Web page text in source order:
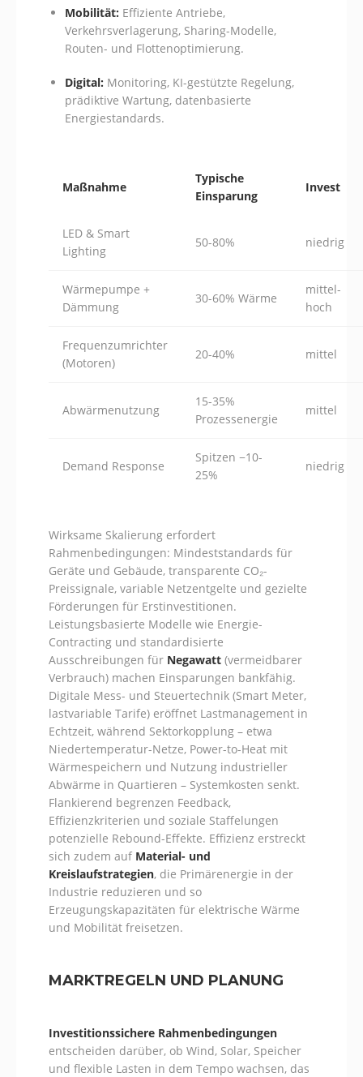
Mobilität: Effiziente Antriebe,
Verkehrsverlagerung, Sharing-Modelle,
Routen- und Flottenoptimierung.
Digital: Monitoring, KI-gestützte Regelung,
prädiktive Wartung, datenbasierte
Energiestandards.
Maßnahme
Typische
Einsparung
Invest
LED & Smart
Lighting
50-80% niedrig
Wärmepumpe +
Dämmung
30-60% Wärme
mittel-
hoch
Frequenzumrichter
(Motoren)
20-40% mittel
Abwärmenutzung
15-35%
Prozessenergie
mittel
Demand Response
Spitzen −10-
25%
niedrig
Wirksame Skalierung erfordert
Rahmenbedingungen: Mindeststandards für
Geräte und Gebäude, transparente CO₂-
Preissignale, variable Netzentgelte und gezielte
Förderungen für Erstinvestitionen.
Leistungsbasierte Modelle wie Energie-
Contracting und standardisierte
Ausschreibungen für Negawatt (vermeidbarer
Verbrauch) machen Einsparungen bankfähig.
Digitale Mess- und Steuertechnik (Smart Meter,
lastvariable Tarife) eröffnet Lastmanagement in
Echtzeit, während Sektorkopplung – etwa
Niedertemperatur-Netze, Power-to-Heat mit
Wärmespeichern und Nutzung industrieller
Abwärme in Quartieren – Systemkosten senkt.
Flankierend begrenzen Feedback,
Effizienzkriterien und soziale Staffelungen
potenzielle Rebound-Effekte. Effizienz erstreckt
sich zudem auf Material- und
Kreislaufstrategien, die Primärenergie in der
Industrie reduzieren und so
Erzeugungskapazitäten für elektrische Wärme
und Mobilität freisetzen.
MARKTREGELN UND PLANUNG
Investitionssichere Rahmenbedingungen
entscheiden darüber, ob Wind, Solar, Speicher
und flexible Lasten in dem Tempo wachsen, das